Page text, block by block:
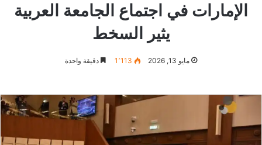
الإمارات في اجتماع الجامعة العربية
يثير السخط
مايو 13, 2026 1٬113 دقيقة واحدة